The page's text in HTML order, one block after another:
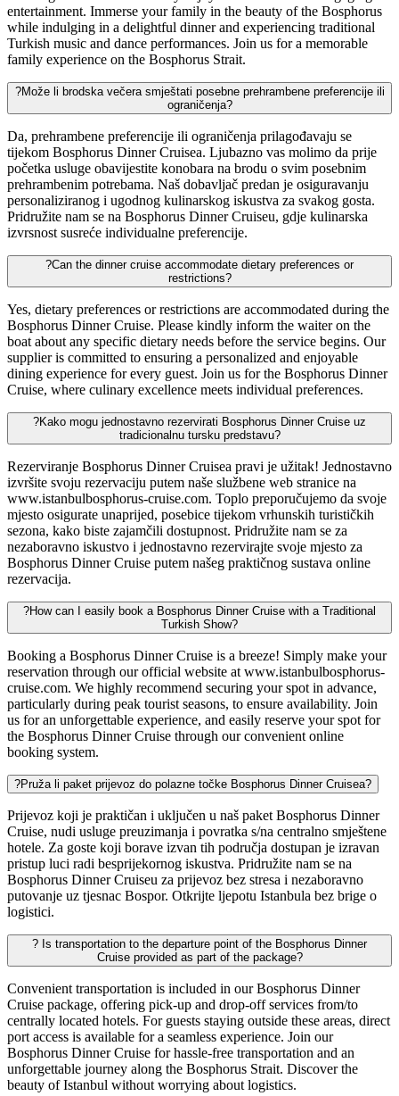
entertainment. Immerse your family in the beauty of the Bosphorus
while indulging in a delightful dinner and experiencing traditional
Turkish music and dance performances. Join us for a memorable
family experience on the Bosphorus Strait.
?Može li brodska večera smještati posebne prehrambene preferencije ili
ograničenja?
Da, prehrambene preferencije ili ograničenja prilagođavaju se
tijekom Bosphorus Dinner Cruisea. Ljubazno vas molimo da prije
početka usluge obavijestite konobara na brodu o svim posebnim
prehrambenim potrebama. Naš dobavljač predan je osiguravanju
personaliziranog i ugodnog kulinarskog iskustva za svakog gosta.
Pridružite nam se na Bosphorus Dinner Cruiseu, gdje kulinarska
izvrsnost susreće individualne preferencije.
?Can the dinner cruise accommodate dietary preferences or
restrictions?
Yes, dietary preferences or restrictions are accommodated during the
Bosphorus Dinner Cruise. Please kindly inform the waiter on the
boat about any specific dietary needs before the service begins. Our
supplier is committed to ensuring a personalized and enjoyable
dining experience for every guest. Join us for the Bosphorus Dinner
Cruise, where culinary excellence meets individual preferences.
?Kako mogu jednostavno rezervirati Bosphorus Dinner Cruise uz
tradicionalnu tursku predstavu?
Rezerviranje Bosphorus Dinner Cruisea pravi je užitak! Jednostavno
izvršite svoju rezervaciju putem naše službene web stranice na
www.istanbulbosphorus-cruise.com. Toplo preporučujemo da svoje
mjesto osigurate unaprijed, posebice tijekom vrhunskih turističkih
sezona, kako biste zajamčili dostupnost. Pridružite nam se za
nezaboravno iskustvo i jednostavno rezervirajte svoje mjesto za
Bosphorus Dinner Cruise putem našeg praktičnog sustava online
rezervacija.
?How can I easily book a Bosphorus Dinner Cruise with a Traditional
Turkish Show?
Booking a Bosphorus Dinner Cruise is a breeze! Simply make your
reservation through our official website at www.istanbulbosphorus-
cruise.com. We highly recommend securing your spot in advance,
particularly during peak tourist seasons, to ensure availability. Join
us for an unforgettable experience, and easily reserve your spot for
the Bosphorus Dinner Cruise through our convenient online
booking system.
?Pruža li paket prijevoz do polazne točke Bosphorus Dinner Cruisea?
Prijevoz koji je praktičan i uključen u naš paket Bosphorus Dinner
Cruise, nudi usluge preuzimanja i povratka s/na centralno smještene
hotele. Za goste koji borave izvan tih područja dostupan je izravan
pristup luci radi besprijekornog iskustva. Pridružite nam se na
Bosphorus Dinner Cruiseu za prijevoz bez stresa i nezaboravno
putovanje uz tjesnac Bospor. Otkrijte ljepotu Istanbula bez brige o
logistici.
? Is transportation to the departure point of the Bosphorus Dinner
Cruise provided as part of the package?
Convenient transportation is included in our Bosphorus Dinner
Cruise package, offering pick-up and drop-off services from/to
centrally located hotels. For guests staying outside these areas, direct
port access is available for a seamless experience. Join our
Bosphorus Dinner Cruise for hassle-free transportation and an
unforgettable journey along the Bosphorus Strait. Discover the
beauty of Istanbul without worrying about logistics.